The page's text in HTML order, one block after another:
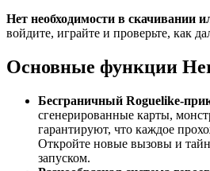
Нет необходимости в скачивании
войдите, играйте и проверьте, как
Основные функции
Бесграничный Roguelike-
сгенерированные карты,
гарантируют, что каждое
Откройте новые вызовы и
запуском.